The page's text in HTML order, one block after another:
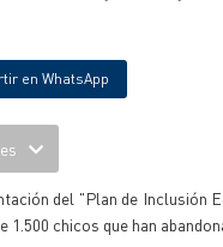
en WhatsApp
del "Plan de Inclusión
chicos que han